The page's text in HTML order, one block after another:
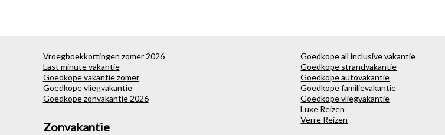
Vroegboekkortingen zomer 2026
Last minute vakantie
Goedkope vakantie zomer
Goedkope vliegvakantie
Goedkope zonvakantie 2026
Zonvakantie
Goedkope all inclusive vakantie
Goedkope strandvakantie
Goedkope autovakantie
Goedkope familievakantie
Goedkope vliegvakantie
Luxe Reizen
Verre Reizen